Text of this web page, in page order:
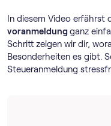
In diesem Video erfährst
voranmeldungganz
Schritt zeigen wir dir,
Besonderheiten es gibt.
Steueranmeldung